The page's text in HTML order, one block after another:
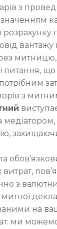
з
вантажу
питання,
з
з
на
ми